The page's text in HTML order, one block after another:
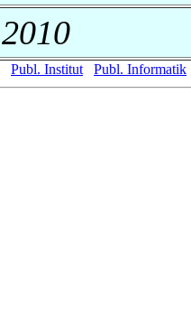
Publ. Institut Publ. Informatik